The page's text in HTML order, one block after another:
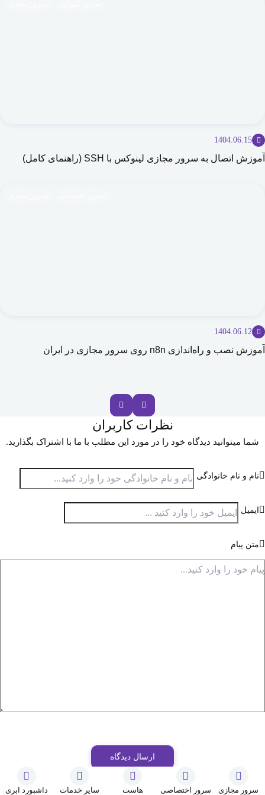
1404.06.15
آموزش اتصال به سرور مجازی لینوکس با SSH (راهنمای کامل)
1404.06.12
آموزش نصب و راه‌اندازی n8n روی سرور مجازی در ایران
نظرات کاربران
شما میتوانید دیدگاه خود را در مورد این مطلب با ما با اشتراک بگذارید.
نام و نام خانوادگی
ایمیل
متن پیام
ارسال دیدگاه
سرور مجازی سرور اختصاصی هاست سایر خدمات داشبورد ابری